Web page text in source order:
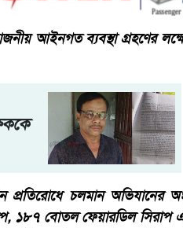
আইনগত ব্যবস্থা গ্রহণের
প্রতিরোধে চলমান অভিযানের
১৮৭ বোতল ফেয়ারডিল সিরাপ